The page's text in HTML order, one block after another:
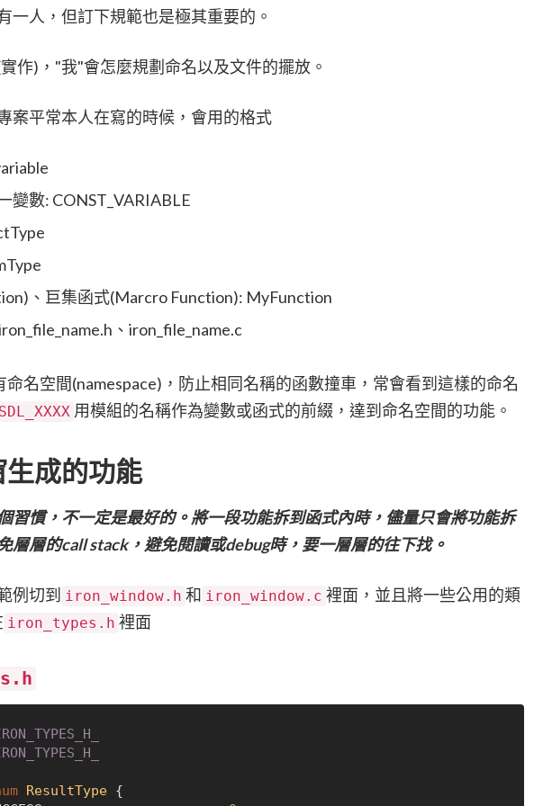
一人，但訂下規範也是極其重要的。
作)，"我"會怎麼規劃命名以及文件的擺放。
案平常本人在寫的時候，會用的格式
變數: CONST_VARIABLE
、巨集函式(Marcro Function): MyFunction
、iron_file_name.c
命名空間(namespace)，防止相同名稱的函數撞車，常會看到這樣的命名
SDL_XXXX 用模組的名稱作為變數或函式的前綴，達到命名空間的功能。
成的功能
習慣，不一定是最好的。將一段功能拆到函式內時，儘量只會將功能拆
層層的call stack，避免閱讀或debug時，要一層層的往下找。
例切到 iron_window.h 和 iron_window.c 裡面，並且將一些公用的類
iron_types.h 裡面
ResultType {